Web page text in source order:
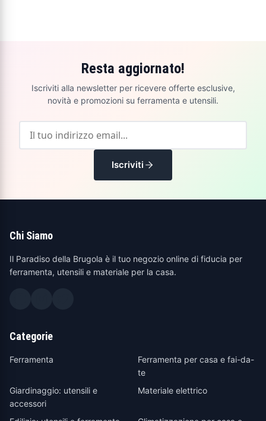
Resta aggiornato!
Iscriviti alla newsletter per ricevere offerte esclusive,
novità e promozioni su ferramenta e utensili.
Iscriviti
Chi Siamo
Il Paradiso della Brugola è il tuo negozio online di fiducia per
ferramenta, utensili e materiale per la casa.
Categorie
Ferramenta
Ferramenta per casa e fai-da-
te
Giardinaggio: utensili e
accessori
Materiale elettrico